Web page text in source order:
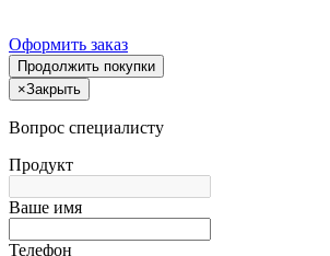
Оформить заказ
Продолжить покупки
×Закрыть
Вопрос специалисту
Продукт
Ваше имя
Телефон